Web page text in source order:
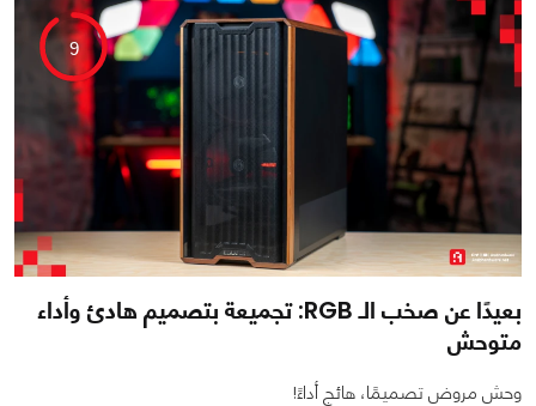
9
بعيدًا عن صخب الـ RGB: تجميعة بتصميم هادئ وأداء
متوحش
وحش مروض تصميمًا، هائج أداءً!